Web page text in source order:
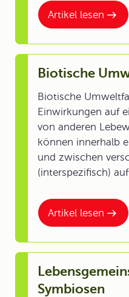
Artikel lesen
Artikel lesen
Biotische
Biotische
Einwirkungen auf
von anderen
können innerhalb
und zwischen
(interspezifisch)
Symbiosen